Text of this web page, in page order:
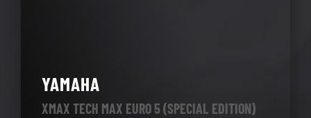
YAMAHA
XMAX TECH MAX EURO 5 (SPECIAL EDITION)